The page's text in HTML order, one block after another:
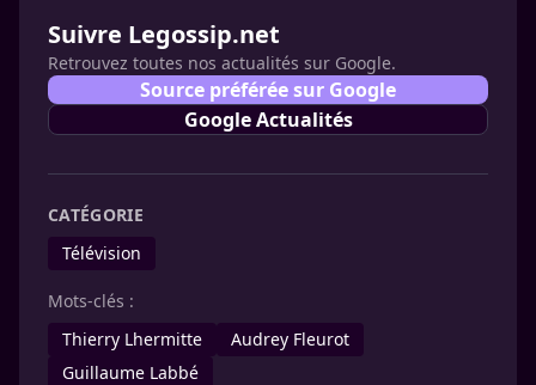
Suivre Legossip.net
Retrouvez toutes nos actualités sur Google.
Source préférée sur Google
Google Actualités
CATÉGORIE
Télévision
Mots-clés :
Thierry Lhermitte
Audrey Fleurot
Guillaume Labbé